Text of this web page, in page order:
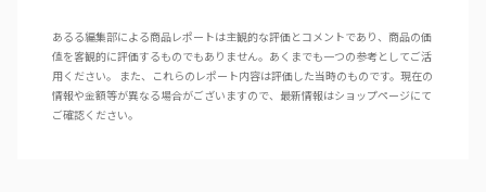
あるる編集部による商品レポートは主観的な評価とコメントであり、商品の価
値を客観的に評価するものでもありません。あくまでも一つの参考としてご活
用ください。 また、これらのレポート内容は評価した当時のものです。現在の
情報や金額等が異なる場合がございますので、最新情報はショップページにて
ご確認ください。